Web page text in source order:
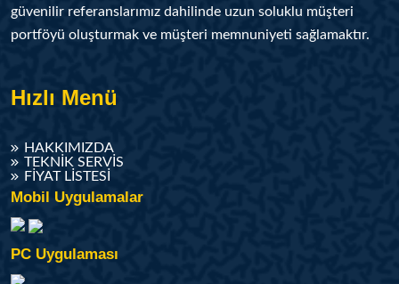
güvenilir referanslarımız dahilinde uzun soluklu müşteri
portföyü oluşturmak ve müşteri memnuniyeti sağlamaktır.
Hızlı Menü
HAKKIMIZDA
TEKNIK SERVIS
FIYAT LISTESI
Mobil Uygulamalar
PC Uygulaması